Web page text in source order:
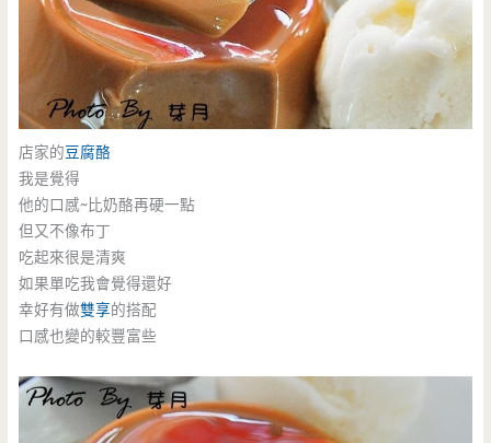
店家的豆腐酪
我是覺得
他的口感~比奶酪再硬一點
但又不像布丁
吃起來很是清爽
如果單吃我會覺得還好
幸好有做雙享的搭配
口感也變的較豐富些